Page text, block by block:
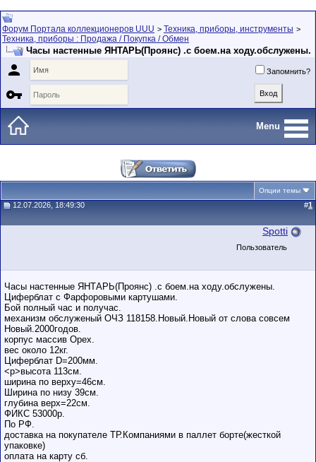
Форум Портала коллекционеров UUU > Техника, приборы, инструменты >
Техника, приборы : Продажа / Покупка / Обмен
Часы настенные ЯНТАРЬ(Проянс) .с боем.на ходу.обслужены.
 Запомнить?

Menu
Опции темы
12.07.2026, 18:49:30 #1
Spotti
Пользователь
Часы настенные ЯНТАРЬ(Проянс) .с боем.на ходу.обслужены.
Циферблат с Фарфоровыми картушами.
Бой полный час и получас.
механизм обслуженый ОЧЗ 118158.Новый.Новый от слова совсем
Новый.2000годов.
корпус массив Орех.
вес около 12кг.
Циферблат D=200мм.
<p>высота 113см.
ширина по верху=46см.
Ширина по низу 39см.
глубина верх=22см.
ФИКС 53000р.
По РФ.
доставка на покупателе ТР.Компаниями в паллет борте(жесткой
упаковке)
оплата на карту сб.